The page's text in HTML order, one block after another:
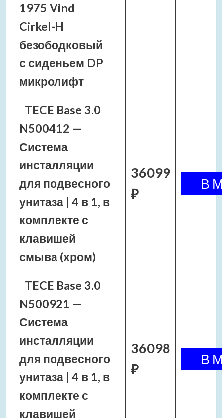
1975 Vind
Cirkel-H
безободковый
с сиденьем DP
микролифт
TECE Base 3.0
N500412 —
Система
инсталляции
для подвесного
унитаза | 4 в 1, в
комплекте с
клавишей
смыва (хром)
36099
₽
TECE Base 3.0
N500921 —
Система
инсталляции
для подвесного
унитаза | 4 в 1, в
комплекте с
клавишей
36098
₽